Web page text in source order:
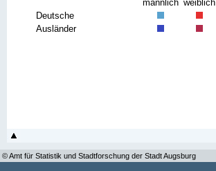
männlich weiblich
Deutsche
Ausländer
© Amt für Statistik und Stadtforschung der Stadt Augsburg